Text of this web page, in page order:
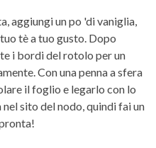
aggiungi un po 'di vaniglia,
tè a tuo gusto. Dopo
i bordi del rotolo per un
Con una penna a sfera
il foglio e legarlo con lo
sito del nodo, quindi fai un